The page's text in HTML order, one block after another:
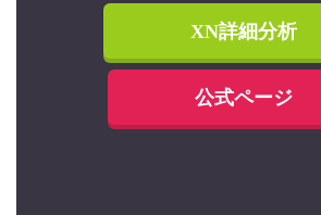
XN詳細分析
公式ページ